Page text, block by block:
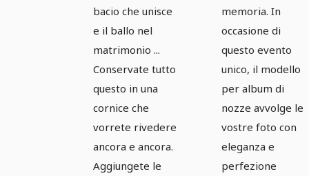
bacio che unisce
e il ballo nel
matrimonio ...
Conservate tutto
questo in una
cornice che
vorrete rivedere
ancora e ancora.
Aggiungete le
memoria. In
occasione di
questo evento
unico, il modello
per album di
nozze avvolge le
vostre foto con
eleganza e
perfezione